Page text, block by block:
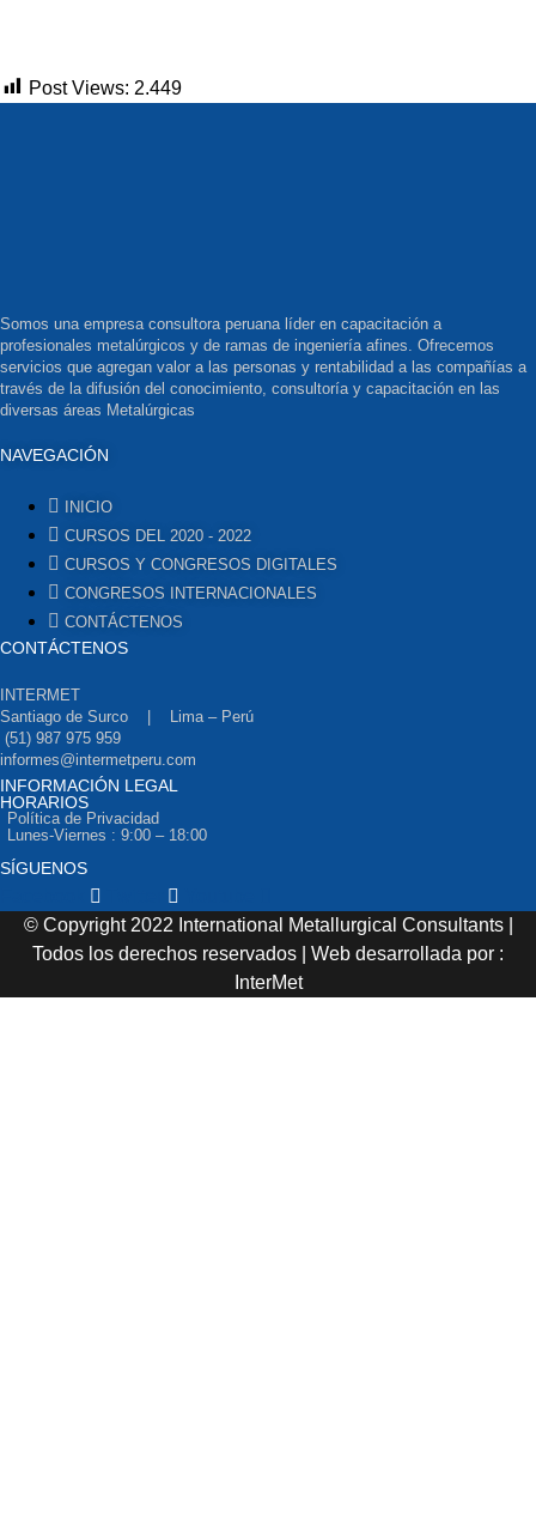
Post Views: 2.449
Somos una empresa consultora peruana líder en capacitación a
profesionales metalúrgicos y de ramas de ingeniería afines. Ofrecemos
servicios que agregan valor a las personas y rentabilidad a las compañías a
través de la difusión del conocimiento, consultoría y capacitación en las
diversas áreas Metalúrgicas
NAVEGACIÓN
INICIO
CURSOS DEL 2020 - 2022
CURSOS Y CONGRESOS DIGITALES
CONGRESOS INTERNACIONALES
CONTÁCTENOS
CONTÁCTENOS
INTERMET
Santiago de Surco | Lima – Perú
(51) 987 975 959
informes@intermetperu.com
INFORMACIÓN LEGAL
Política de Privacidad
HORARIOS
Lunes-Viernes : 9:00 – 18:00
SÍGUENOS
© Copyright 2022 International Metallurgical Consultants |
Todos los derechos reservados | Web desarrollada por :
InterMet